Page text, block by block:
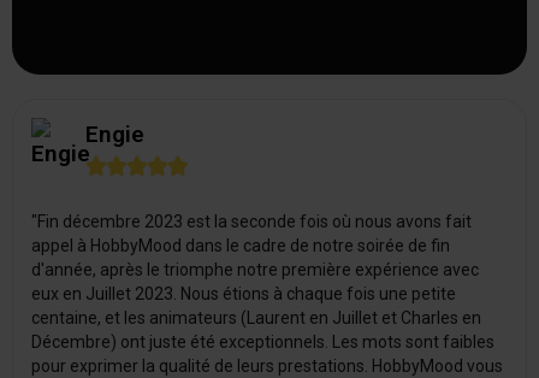
Engie

"Fin décembre 2023 est la seconde fois où nous avons fait
appel à HobbyMood dans le cadre de notre soirée de fin
d'année, après le triomphe notre première expérience avec
eux en Juillet 2023. Nous étions à chaque fois une petite
centaine, et les animateurs (Laurent en Juillet et Charles en
Décembre) ont juste été exceptionnels. Les mots sont faibles
pour exprimer la qualité de leurs prestations. HobbyMood vous